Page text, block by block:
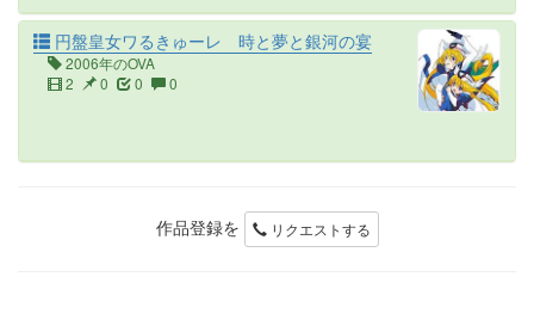
円盤皇女ワるきゅーレ 時と夢と銀河の宴
2006年のOVA
2
0 0 0
作品登録を リクエストする